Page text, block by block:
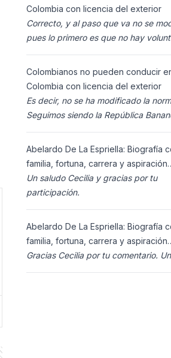
Colombia con licencia del exterior
Correcto, y al paso que va no se
pues lo primero es que no hay
ciudadanos n
Colombianos no pueden conducir
Colombia con licencia del exterior
Es decir, no se ha modificado la
Seguimos siendo la República
Abelardo De La Espriella: Biografía
familia, fortuna, carrera y aspiración
presidencial 2026.
Un saludo Cecilia y gracias por tu
participación.
Abelardo De La Espriella: Biografía
familia, fortuna, carrera y aspiración
presidencial 2026.
Gracias